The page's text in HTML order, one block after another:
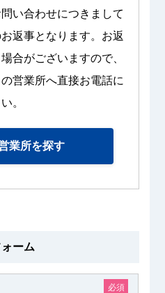
い合わせにつきまして
返事となります。お返
合がございますので、
営業所へ直接お電話に
。
業所を探す
ーム
必須